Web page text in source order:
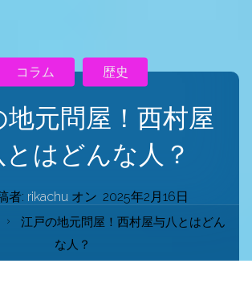
地元問屋！西村屋
はどんな人？
者: rikachu オン 2025年2月16日
コラム 歴史
江戸の地元問屋！西村屋与八とはどん
な人？